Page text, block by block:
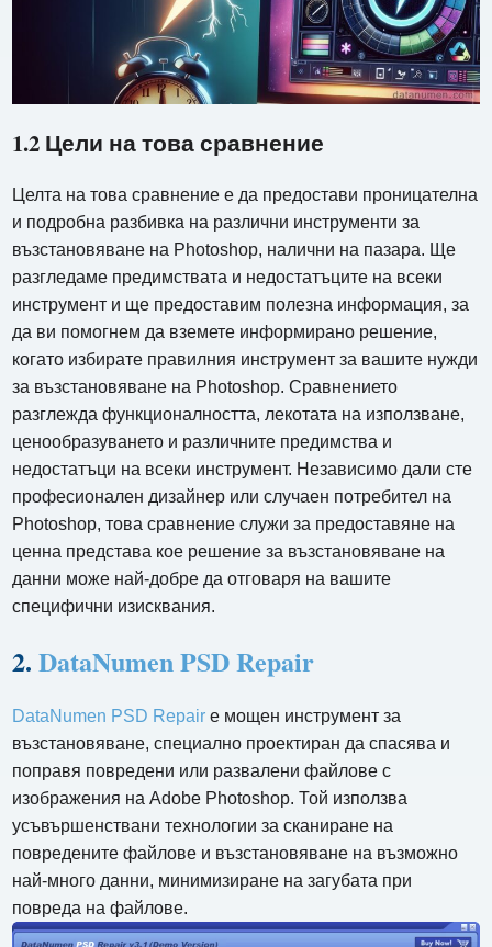
1.2 Цели на това сравнение
Целта на това сравнение е да предостави проницателна
и подробна разбивка на различни инструменти за
възстановяване на Photoshop, налични на пазара. Ще
разгледаме предимствата и недостатъците на всеки
инструмент и ще предоставим полезна информация, за
да ви помогнем да вземете информирано решение,
когато избирате правилния инструмент за вашите нужди
за възстановяване на Photoshop. Сравнението
разглежда функционалността, лекотата на използване,
ценообразуването и различните предимства и
недостатъци на всеки инструмент. Независимо дали сте
професионален дизайнер или случаен потребител на
Photoshop, това сравнение служи за предоставяне на
ценна представа кое решение за възстановяване на
данни може най-добре да отговаря на вашите
специфични изисквания.
2.DataNumen PSD Repair
DataNumen PSD Repair е мощен инструмент за
възстановяване, специално проектиран да спасява и
поправя повредени или развалени файлове с
изображения на Adobe Photoshop. Той използва
усъвършенствани технологии за сканиране на
повредените файлове и възстановяване на възможно
най-много данни, минимизиране на загубата при
повреда на файлове.